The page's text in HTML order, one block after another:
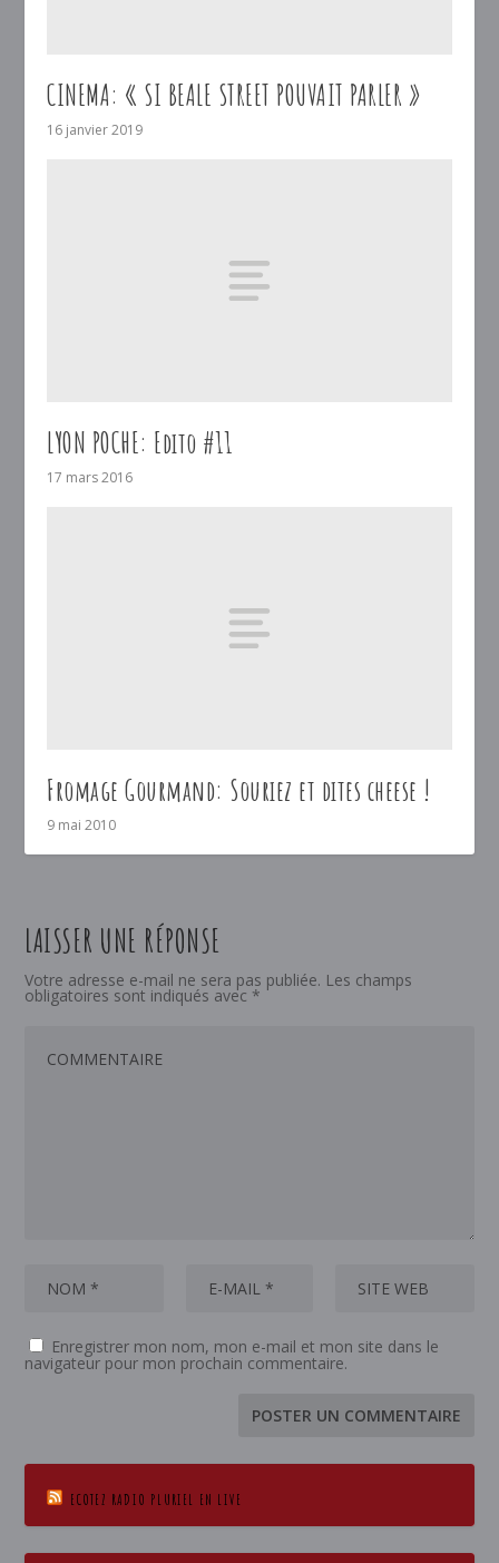
CINEMA: « SI BEALE STREET POUVAIT PARLER »
16 janvier 2019
LYON POCHE: Edito #11
17 mars 2016
Fromage Gourmand: Souriez et dites cheese !
9 mai 2010
LAISSER UNE RÉPONSE
Votre adresse e-mail ne sera pas publiée. Les champs
obligatoires sont indiqués avec *
Enregistrer mon nom, mon e-mail et mon site dans le
navigateur pour mon prochain commentaire.
ECOTEZ RADIO PLURIEL EN LIVE